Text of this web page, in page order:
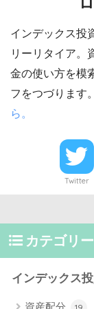
インデックス投
リーリタイア。
金の使い方を模
フをつづります
ら。
Twitter
カテゴリー
インデックス
資産配分